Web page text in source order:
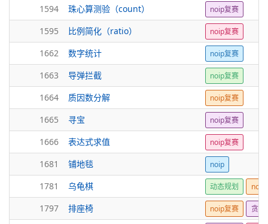
1594 珠心算测验（count） noip复赛
1595 比例简化（ratio） noip复赛
1662 数字统计 noip复赛
1663 导弹拦截 noip复赛
1664 质因数分解 noip复赛
1665 寻宝 noip复赛
1666 表达式求值 noip复赛
1681 铺地毯 noip
1781 乌龟棋 动态规划 noip
1797 排座椅 noip复赛 贪心